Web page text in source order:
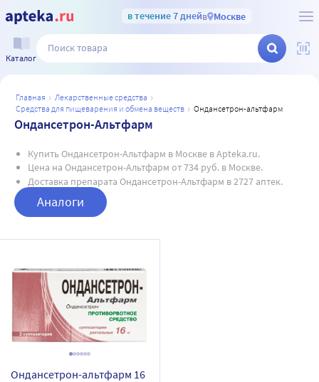
в течение 7 днейв Москве
Каталог
главная
лекарственные средства
средства для пищеварения и обмена веществ
ондансетрон-альтфарм
Ондансетрон-Альтфарм
Купить Ондансетрон-Альтфарм в Москве в Apteka.ru.
Цена на Ондансетрон-Альтфарм от 734 руб. в Москве.
Доставка препарата Ондансетрон-Альтфарм в 2727 аптек.
Аналоги
Ондансетрон-альтфарм 16